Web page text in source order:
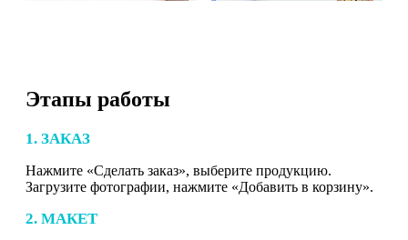
Этапы работы
1. ЗАКАЗ
Нажмите «Сделать заказ», выберите продукцию.
Загрузите фотографии, нажмите «Добавить в корзину».
2. МАКЕТ